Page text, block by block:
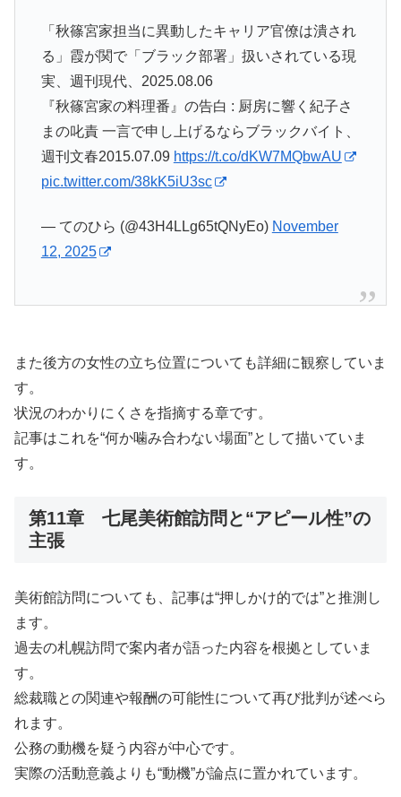
「秋篠宮家担当に異動したキャリア官僚は潰され
る」霞が関で「ブラック部署」扱いされている現
実、週刊現代、2025.08.06
『秋篠宮家の料理番』の告白 : 厨房に響く紀子さ
まの叱責 一言で申し上げるならブラックバイト、
週刊文春2015.07.09 https://t.co/dKW7MQbwAU
pic.twitter.com/38kK5iU3sc
— てのひら (@43H4LLg65tQNyEo) November
12, 2025
また後方の女性の立ち位置についても詳細に観察していま
す。
状況のわかりにくさを指摘する章です。
記事はこれを“何か噛み合わない場面”として描いていま
す。
第11章 七尾美術館訪問と“アピール性”の
主張
美術館訪問についても、記事は“押しかけ的では”と推測し
ます。
過去の札幌訪問で案内者が語った内容を根拠としていま
す。
総裁職との関連や報酬の可能性について再び批判が述べら
れます。
公務の動機を疑う内容が中心です。
実際の活動意義よりも“動機”が論点に置かれています。